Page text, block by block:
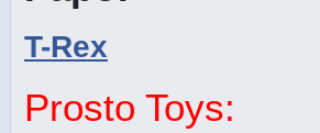
T-Rex
Prosto Toys: